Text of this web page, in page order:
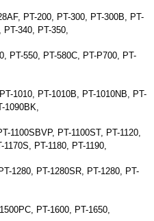
PT-200, PT-300, PT-300B, PT-
PT-340, PT-350,
PT-550, PT-580C, PT-P700, PT-
1010, PT-1010B, PT-1010NB, PT-
1090BK,
1100SBVP, PT-1100ST, PT-1120,
1170S, PT-1180, PT-1190,
1280, PT-1280SR, PT-1280, PT-
PT-1600, PT-1650,